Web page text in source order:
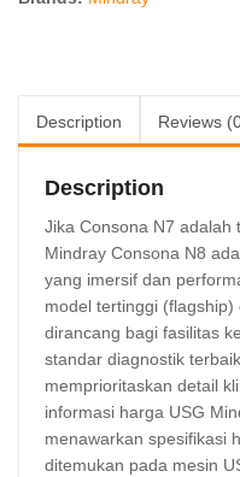
Description Reviews
Description
Jika Consona N7 adalah
Mindray Consona N8
yang imersif dan
model tertinggi
dirancang bagi fasilitas
standar diagnostik
memprioritaskan detail
informasi harga USG
menawarkan spesifikasi
ditemukan pada mesin